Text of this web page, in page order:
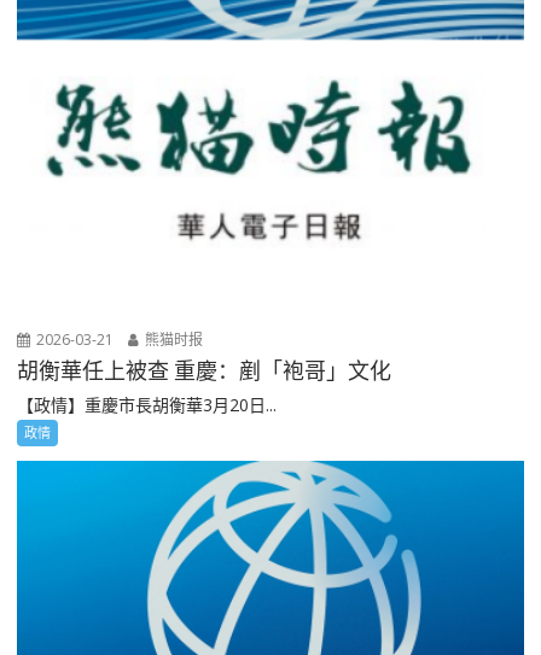
2026-03-21 熊猫时报
胡衡華任上被查 重慶：剷「袍哥」文化
【政情】重慶市長胡衡華3月20日...
政情